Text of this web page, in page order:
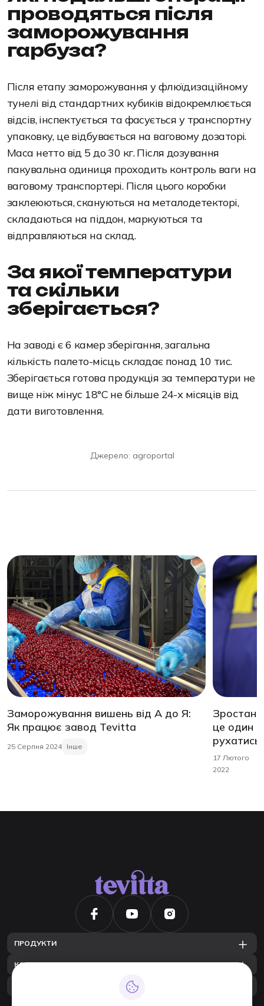
проводяться після
заморожування
гарбуза?
Після етапу заморожування у флюїдизаційному
тунелі від стандартних кубиків відокремлюється
відсів, інспектується та фасується у транспортну
упаковку, це відбувається на ваговому дозаторі.
Маса нетто від 5 до 30 кг. Після дозування
пакувальна одиниця проходить контроль ваги на
ваговому транспортері. Після цього коробки
заклеюються, скануються на металодетекторі,
складаються на піддон, маркуються та
відправляються на склад.
За якої температури
та скільки
зберігається?
На заводі є 6 камер зберігання, загальна
кількість палето-місць складає понад 10 тис.
Зберігається готова продукція за температури не
вище ніж мінус 18°С не більше 24-х місяців від
дати виготовлення.
Джерело: agroportal
Заморожування вишень від А до Я:
Як працює завод Tevitta
25 Серпня 2024 Інше
це один
17 Лютого
2022
ПРОДУКТИ
КОМПАНІЯ